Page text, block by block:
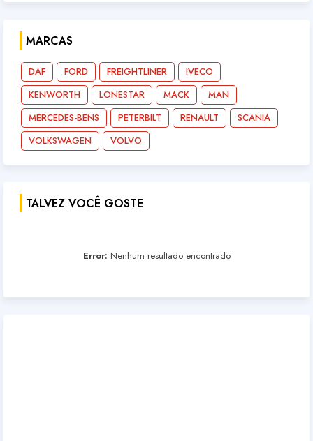
MARCAS
DAF FORD FREIGHTLINER
IVECO
KENWORTH
LONESTAR MACK
MAN
MERCEDES-BENS
PETERBILT RENAULT
SCANIA
VOLKSWAGEN
VOLVO
TALVEZ VOCÊ GOSTE
Error: Nenhum resultado encontrado